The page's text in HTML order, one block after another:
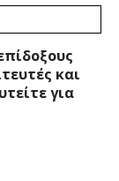
και
για